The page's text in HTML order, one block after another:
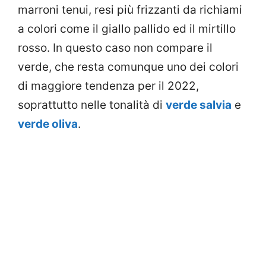
marroni tenui, resi più frizzanti da richiami
a colori come il giallo pallido ed il mirtillo
rosso. In questo caso non compare il
verde, che resta comunque uno dei colori
di maggiore tendenza per il 2022,
soprattutto nelle tonalità di verde salvia e
verde oliva.